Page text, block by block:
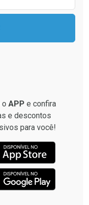
o APP e confira
e descontos
para você!